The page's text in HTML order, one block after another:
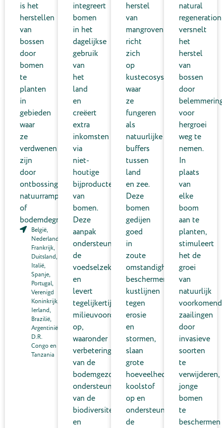
is het
herstellen
van
bossen
door
bomen
te
planten
in
gebieden
waar
ze
verdwenen
zijn
door
ontbossing,
natuurrampen
of
bodemdegradatie.
België,
Nederland,
Frankrijk,
Duitsland,
Italië,
Spanje,
Portugal,
Verenigd
Koninkrijk,
Ierland,
Brazilië,
Argentinië,
D.R.
Congo en
Tanzania
integreert
bomen
in het
dagelijkse
gebruik
van
het
land
en
creëert
extra
inkomsten
via
niet-
houtige
bijproducten
van
bomen.
Deze
aanpak
ondersteunt
de
voedselzekerheid
en
levert
tegelijkertijd
milieuvoordelen
op,
waaronder
verbetering
van de
bodemgezondheid,
ondersteuning
van de
biodiversiteit
en
herstel
van
mangroven
richt
zich
op
kustecosystemen,
waar
ze
fungeren
als
natuurlijke
buffers
tussen
land
en zee.
Deze
bomen
gedijen
goed
in
zoute
omstandigheden,
beschermen
kustlijnen
tegen
erosie
en
stormen,
slaan
grote
hoeveelheden
koolstof
op en
ondersteunen
de
natural
regeneration
versnelt
het
herstel
van
bossen
door
voor
hergroei
weg te
nemen.
In
plaats
van
elke
boom
aan te
planten,
stimuleert
het de
groei
van
natuurlijk
zaailingen
door
invasieve
soorten
te
verwijderen,
jonge
bomen
te
beschermen